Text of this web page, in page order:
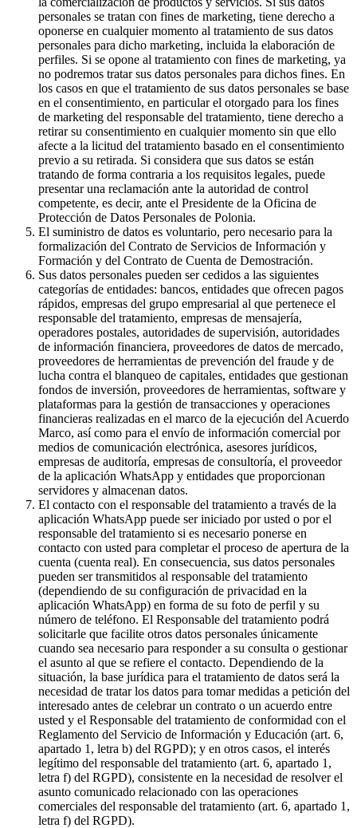
personales se tratan con fines de marketing, tiene derecho a
oponerse en cualquier momento al tratamiento de sus datos
personales para dicho marketing, incluida la elaboración de
perfiles. Si se opone al tratamiento con fines de marketing, ya
no podremos tratar sus datos personales para dichos fines. En
los casos en que el tratamiento de sus datos personales se base
en el consentimiento, en particular el otorgado para los fines
de marketing del responsable del tratamiento, tiene derecho a
retirar su consentimiento en cualquier momento sin que ello
afecte a la licitud del tratamiento basado en el consentimiento
previo a su retirada. Si considera que sus datos se están
tratando de forma contraria a los requisitos legales, puede
presentar una reclamación ante la autoridad de control
competente, es decir, ante el Presidente de la Oficina de
Protección de Datos Personales de Polonia.
El suministro de datos es voluntario, pero necesario para la
formalización del Contrato de Servicios de Información y
Formación y del Contrato de Cuenta de Demostración.
Sus datos personales pueden ser cedidos a las siguientes
categorías de entidades: bancos, entidades que ofrecen pagos
rápidos, empresas del grupo empresarial al que pertenece el
responsable del tratamiento, empresas de mensajería,
operadores postales, autoridades de supervisión, autoridades
de información financiera, proveedores de datos de mercado,
proveedores de herramientas de prevención del fraude y de
lucha contra el blanqueo de capitales, entidades que gestionan
fondos de inversión, proveedores de herramientas, software y
plataformas para la gestión de transacciones y operaciones
financieras realizadas en el marco de la ejecución del Acuerdo
Marco, así como para el envío de información comercial por
medios de comunicación electrónica, asesores jurídicos,
empresas de auditoría, empresas de consultoría, el proveedor
de la aplicación WhatsApp y entidades que proporcionan
servidores y almacenan datos.
El contacto con el responsable del tratamiento a través de la
aplicación WhatsApp puede ser iniciado por usted o por el
responsable del tratamiento si es necesario ponerse en
contacto con usted para completar el proceso de apertura de la
cuenta (cuenta real). En consecuencia, sus datos personales
pueden ser transmitidos al responsable del tratamiento
(dependiendo de su configuración de privacidad en la
aplicación WhatsApp) en forma de su foto de perfil y su
número de teléfono. El Responsable del tratamiento podrá
solicitarle que facilite otros datos personales únicamente
cuando sea necesario para responder a su consulta o gestionar
el asunto al que se refiere el contacto. Dependiendo de la
situación, la base jurídica para el tratamiento de datos será la
necesidad de tratar los datos para tomar medidas a petición del
interesado antes de celebrar un contrato o un acuerdo entre
usted y el Responsable del tratamiento de conformidad con el
Reglamento del Servicio de Información y Educación (art. 6,
apartado 1, letra b) del RGPD); y en otros casos, el interés
legítimo del responsable del tratamiento (art. 6, apartado 1,
letra f) del RGPD), consistente en la necesidad de resolver el
asunto comunicado relacionado con las operaciones
comerciales del responsable del tratamiento (art. 6, apartado 1,
letra f) del RGPD).